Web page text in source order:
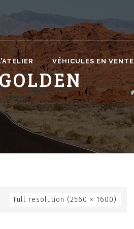
VÉHICULES EN VENTE
Full resolution (2560 × 1600)